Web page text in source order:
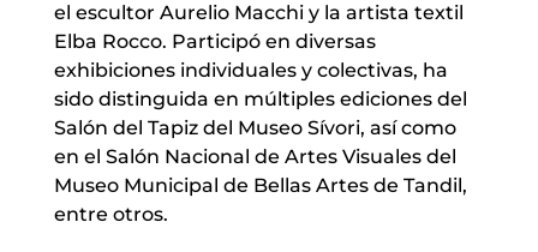
el escultor Aurelio Macchi y la artista textil
Elba Rocco. Participó en diversas
exhibiciones individuales y colectivas, ha
sido distinguida en múltiples ediciones del
Salón del Tapiz del Museo Sívori, así como
en el Salón Nacional de Artes Visuales del
Museo Municipal de Bellas Artes de Tandil,
entre otros.